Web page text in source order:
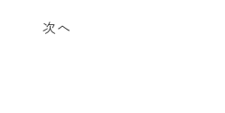
次へ